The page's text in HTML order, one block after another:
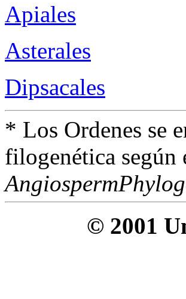
Apiales
Asterales
Dipsacales
* Los Ordenes se
filogenética
© 2001